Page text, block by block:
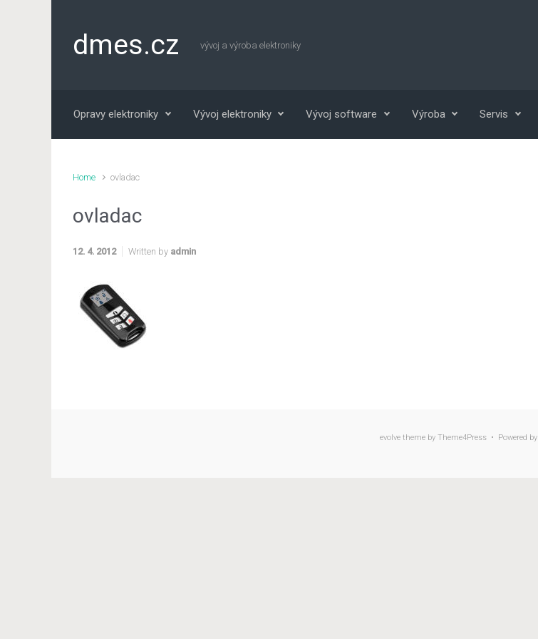
dmes.cz vývoj a výroba elektroniky
Opravy elektroniky Vývoj elektroniky Vývoj software Výroba Servis
Home ovladac
ovladac
12. 4. 2012 Written by admin
evolve theme by Theme4Press • Powered by